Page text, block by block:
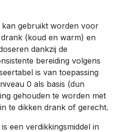
gebruikt worden voor
(koud en warm) en
dankzij de
bereiding volgens
is van toepassing
0 als basis (dun
gehouden te worden met
te dikken drank of gerecht.
een verdikkingsmiddel in